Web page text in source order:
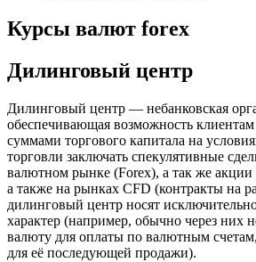
Курсы валют forex
Дилинговый центр
Дилинговый центр — небанковская
обеспечивающая возможность
суммами торгового капитала на
торговли заключать спекулятивные
валютном рынке (Forex), а так же
а также на рынках CFD (контракты на
дилинговый центр носят
характер (например, обычно через них
валюту для оплаты по валютным
для её последующей продажи).